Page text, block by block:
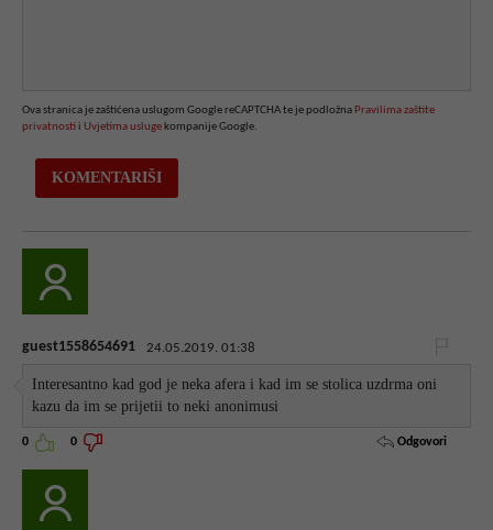
Ova stranica je zaštićena uslugom Google reCAPTCHA te je podložna Pravilima zaštite
privatnosti i Uvjetima usluge kompanije Google.
guest1558654691 24.05.2019. 01:38
Interesantno kad god je neka afera i kad im se stolica uzdrma oni
kazu da im se prijetii to neki anonimusi
0 0 Odgovori